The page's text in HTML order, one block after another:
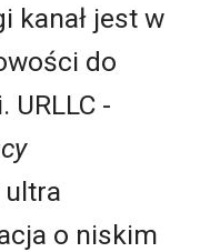
kanał jest w
do
-
ultra
o niskim